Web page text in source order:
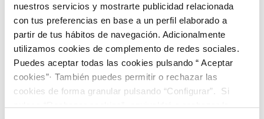
nuestros servicios y mostrarte publicidad relacionada
con tus preferencias en base a un perfil elaborado a
partir de tus hábitos de navegación. Adicionalmente
utilizamos cookies de complemento de redes sociales.
Puedes aceptar todas las cookies pulsando “ Aceptar
cookies”· También puedes permitir o rechazar las
cookies de forma granular pulsando “Configurar”. Si
pulsas “Rechazar cookies”, equivaldrá a rechazar la
992976 Fee adquisición cepa
AÑADIR AL CARRITO